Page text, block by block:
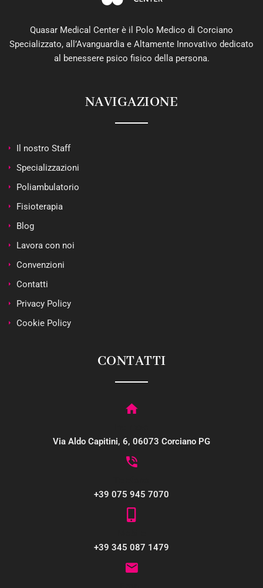
Quasar Medical Center è il Polo Medico di Corciano
Specializzato, all’Avanguardia e Altamente Innovativo dedicato
al benessere psico fisico della persona.
NAVIGAZIONE
Il nostro Staff
Specializzazioni
Poliambulatorio
Fisioterapia
Blog
Lavora con noi
Convenzioni
Contatti
Privacy Policy
Cookie Policy
CONTATTI
Via Aldo Capitini, 6, 06073 Corciano PG
+39 075 945 7070
+39 345 087 1479